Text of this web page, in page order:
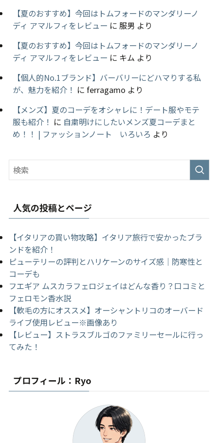
【夏のおすすめ】今回はトムフォードのマンダリーノ
ディ アマルフィをレビュー に 服男 より
【夏のおすすめ】今回はトムフォードのマンダリーノ
ディ アマルフィをレビュー に キム より
【個人的No.1ブランド】バーバリーにどハマりする私
が、魅力を紹介！ に ferragamo より
【メンズ】夏のコーデをオシャレに！デート服やモテ
服も紹介！ に 自粛明けにしたいメンズ夏コーデまと
め！！ | ファッションノート いろいろ より
人気の投稿とページ
【イタリアの買い物攻略】イタリア旅行で安かったブラ
ンドを紹介！
ピューテリーの評判とハリケーンのサイズ感｜防寒性と
コーデも
フエギア ムスカラフェロジェイはどんな香り？口コミと
フェロモン香水説
【軟毛の方にオススメ】オーシャントリコのオーバード
ライブ使用レビュー※画像あり
【レビュー】ストラスブルゴのファミリーセールに行っ
てみた！
プロフィール：Ryo